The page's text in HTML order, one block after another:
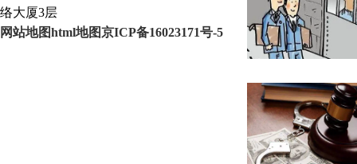
络大厦3层
网站地图html地图京ICP备16023171号-5